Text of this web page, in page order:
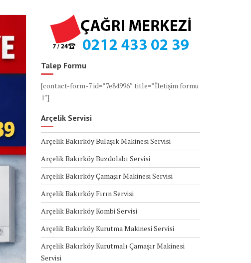
Talep Formu
[contact-form-7 id=”7e84996″ title=”İletişim formu
1″]
Arçelik Servisi
Arçelik Bakırköy Bulaşık Makinesi Servisi
Arçelik Bakırköy Buzdolabı Servisi
Arçelik Bakırköy Çamaşır Makinesi Servisi
Arçelik Bakırköy Fırın Servisi
Arçelik Bakırköy Kombi Servisi
Arçelik Bakırköy Kurutma Makinesi Servisi
Arçelik Bakırköy Kurutmalı Çamaşır Makinesi
Servisi